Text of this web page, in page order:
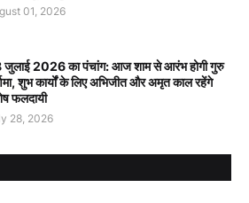
01, 2026
2026 का पंचांग: आज शाम से आरंभ होगी गुरु
शुभ कार्यों के लिए अभिजीत और अमृत काल रहेंगे
फलदायी
28, 2026